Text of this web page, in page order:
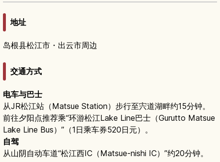
地址
岛根县松江市・出云市周边
交通方式
电车与巴士
从JR松江站（Matsue Station）步行至宍道湖畔约15分钟。
前往夕阳点推荐乘“环游松江Lake Line巴士（Gurutto Matsue
Lake Line Bus）”（1日乘车券520日元）。
自驾
从山阴自动车道“松江西IC（Matsue-nishi IC）”约20分钟。